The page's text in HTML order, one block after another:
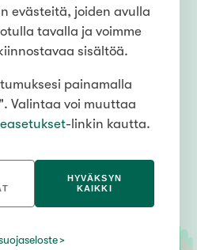
evästeitä, joiden avulla
tavalla ja voimme
sisältöä.
painamalla
Valintaa voi muuttaa
-linkin kautta.
HYVÄKSYN
KAIKKI